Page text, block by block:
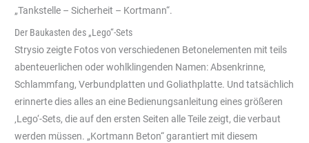
„Tankstelle – Sicherheit – Kortmann“.
Der Baukasten des „Lego“-Sets
Strysio zeigte Fotos von verschiedenen Betonelementen mit teils
abenteuerlichen oder wohlklingenden Namen: Absenkrinne,
Schlammfang, Verbundplatten und Goliathplatte. Und tatsächlich
erinnerte dies alles an eine Bedienungsanleitung eines größeren
‚Lego‘-Sets, die auf den ersten Seiten alle Teile zeigt, die verbaut
werden müssen. „Kortmann Beton“ garantiert mit diesem